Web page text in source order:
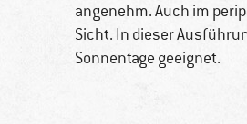
angenehm. Auch im
Sicht. In dieser
Sonnentage geeignet.